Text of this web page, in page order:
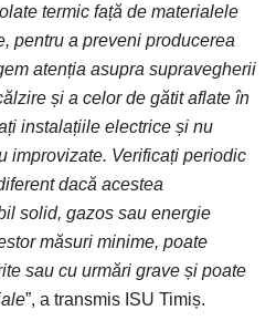
termic față de materialele
pentru a preveni producerea
atenția asupra supravegherii
și a celor de gătit aflate în
instalațiile electrice și nu
improvizate. Verificați periodic
dacă acestea
solid, gazos sau energie
măsuri minime, poate
sau cu urmări grave și poate
”, a transmis ISU Timiș.